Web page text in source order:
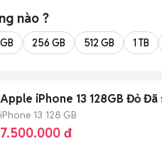
nào ?
256 GB 512 GB 1 TB
Apple iPhone 13 128GB Đỏ Đã
iPhone 13 128 GB
7.500.000 đ